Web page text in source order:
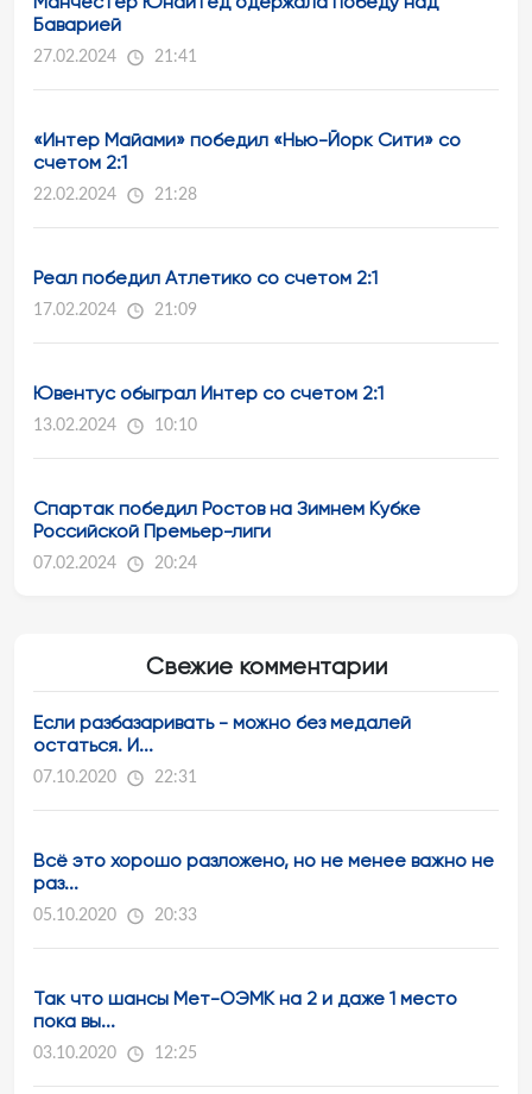
Баварией
27.02.2024 21:41
«Интер Майами» победил «Нью-Йорк Сити» со
счетом 2:1
22.02.2024 21:28
Реал победил Атлетико со счетом 2:1
17.02.2024 21:09
Ювентус обыграл Интер со счетом 2:1
13.02.2024 10:10
Спартак победил Ростов на Зимнем Кубке
Российской Премьер-лиги
07.02.2024 20:24
Свежие комментарии
Если разбазаривать - можно без медалей
остаться. И...
07.10.2020 22:31
Всё это хорошо разложено, но не менее важно не
раз...
05.10.2020 20:33
Так что шансы Мет-ОЭМК на 2 и даже 1 место
пока вы...
03.10.2020 12:25